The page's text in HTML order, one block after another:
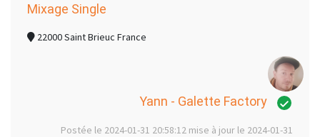
Mixage Single
22000 Saint Brieuc France
Yann - Galette Factory
Postée le 2024-01-31 20:58:12 mise à jour le 2024-01-31